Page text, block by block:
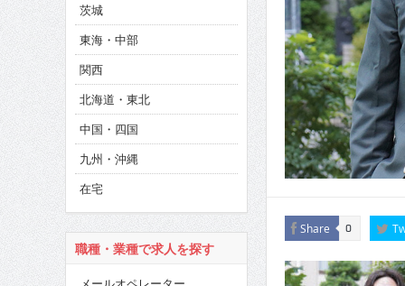
Share 0
茨城
東海・中部
関西
北海道・東北
中国・四国
九州・沖縄
在宅
職種・業種で求人を探す